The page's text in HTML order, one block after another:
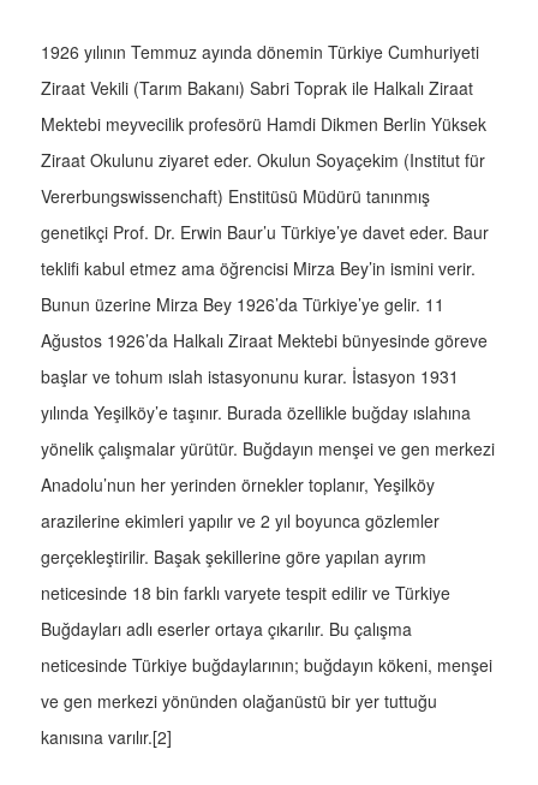
1926 yılının Temmuz ayında dönemin Türkiye Cumhuriyeti
Ziraat Vekili (Tarım Bakanı) Sabri Toprak ile Halkalı Ziraat
Mektebi meyvecilik profesörü Hamdi Dikmen Berlin Yüksek
Ziraat Okulunu ziyaret eder. Okulun Soyaçekim (Institut für
Vererbungswissenchaft) Enstitüsü Müdürü tanınmış
genetikçi Prof. Dr. Erwin Baur’u Türkiye’ye davet eder. Baur
teklifi kabul etmez ama öğrencisi Mirza Bey’in ismini verir.
Bunun üzerine Mirza Bey 1926’da Türkiye’ye gelir. 11
Ağustos 1926’da Halkalı Ziraat Mektebi bünyesinde göreve
başlar ve tohum ıslah istasyonunu kurar. İstasyon 1931
yılında Yeşilköy’e taşınır. Burada özellikle buğday ıslahına
yönelik çalışmalar yürütür. Buğdayın menşei ve gen merkezi
Anadolu’nun her yerinden örnekler toplanır, Yeşilköy
arazilerine ekimleri yapılır ve 2 yıl boyunca gözlemler
gerçekleştirilir. Başak şekillerine göre yapılan ayrım
neticesinde 18 bin farklı varyete tespit edilir ve Türkiye
Buğdayları adlı eserler ortaya çıkarılır. Bu çalışma
neticesinde Türkiye buğdaylarının; buğdayın kökeni, menşei
ve gen merkezi yönünden olağanüstü bir yer tuttuğu
kanısına varılır.[2]